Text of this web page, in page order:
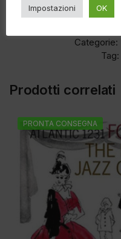
Categorie:
Tag:
Prodotti correlati
PRONTA CONSEGNA
Impostazioni OK